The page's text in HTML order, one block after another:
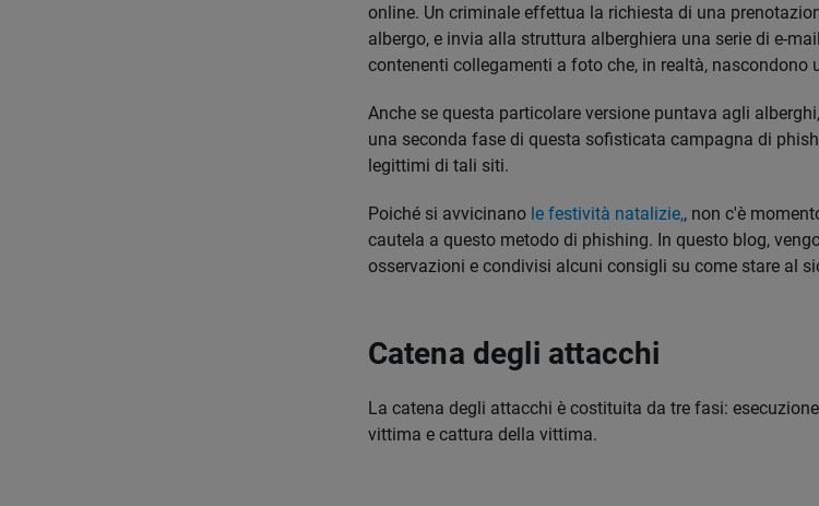
online. Un criminale effettua la richiesta di una
albergo, e invia alla struttura alberghiera una serie di e-
contenenti collegamenti a foto che, in realtà, nascondono
Anche se questa particolare versione puntava agli
una seconda fase di questa sofisticata campagna di
legittimi di tali siti.
Poiché si avvicinano le festività natalizie,, non c'è
cautela a questo metodo di phishing. In questo blog,
osservazioni e condivisi alcuni consigli su come stare al
Catena degli attacchi
La catena degli attacchi è costituita da tre fasi:
vittima e cattura della vittima.